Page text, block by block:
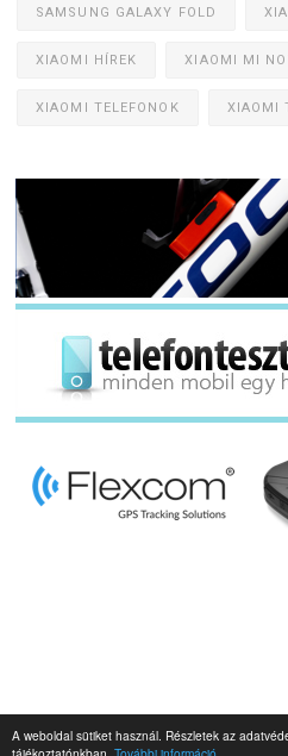
A weboldal sütiket használ. Részletek az
SAMSUNG GALAXY FOLD
XIAOMI HÍREK XIAOMI MI
XIAOMI TELEFONOK XIAOMI